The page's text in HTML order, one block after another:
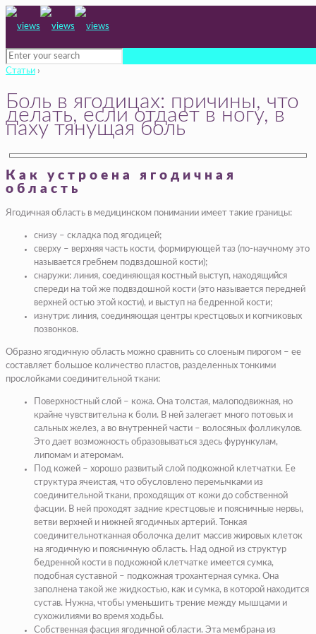
Статьи ›
Боль в ягодицах: причины, что
делать, если отдает в ногу, в
паху тянущая боль
Как устроена ягодичная
область
Ягодичная область в медицинском понимании имеет такие границы:
снизу – складка под ягодицей;
сверху – верхняя часть кости, формирующей таз (по-научному это
называется гребнем подвздошной кости);
снаружи: линия, соединяющая костный выступ, находящийся
спереди на той же подвздошной кости (это называется передней
верхней остью этой кости), и выступ на бедренной кости;
изнутри: линия, соединяющая центры крестцовых и копчиковых
позвонков.
Образно ягодичную область можно сравнить со слоеным пирогом – ее
составляет большое количество пластов, разделенных тонкими
прослойками соединительной ткани:
Поверхностный слой – кожа. Она толстая, малоподвижная, но
крайне чувствительна к боли. В ней залегает много потовых и
сальных желез, а во внутренней части – волосяных фолликулов.
Это дает возможность образовываться здесь фурункулам,
липомам и атеромам.
Под кожей – хорошо развитый слой подкожной клетчатки. Ее
структура ячеистая, что обусловлено перемычками из
соединительной ткани, проходящих от кожи до собственной
фасции. В ней проходят задние крестцовые и поясничные нервы,
ветви верхней и нижней ягодичных артерий. Тонкая
соединительнотканная оболочка делит массив жировых клеток
на ягодичную и поясничную область. Над одной из структур
бедренной кости в подкожной клетчатке имеется сумка,
подобная суставной – подкожная трохантерная сумка. Она
заполнена такой же жидкостью, как и сумка, в которой находится
сустав. Нужна, чтобы уменьшить трение между мышцами и
сухожилиями во время ходьбы.
Собственная фасция ягодичной области. Эта мембрана из